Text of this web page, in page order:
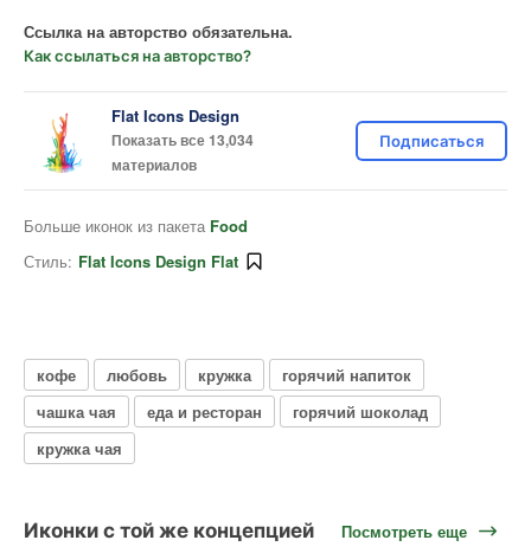
Ссылка на авторство обязательна.
Как ссылаться на авторство?
Flat Icons Design
Показать все 13,034
материалов
Подписаться
Больше иконок из пакета Food
Стиль: Flat Icons Design Flat
кофе любовь кружка
горячий напиток
чашка чая
еда и ресторан
горячий шоколад
кружка чая
Иконки с той же концепцией Посмотреть еще